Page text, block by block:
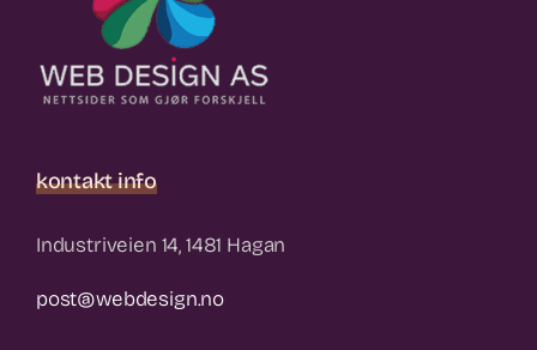
kontakt info
Industriveien 14, 1481 Hagan
post@webdesign.no